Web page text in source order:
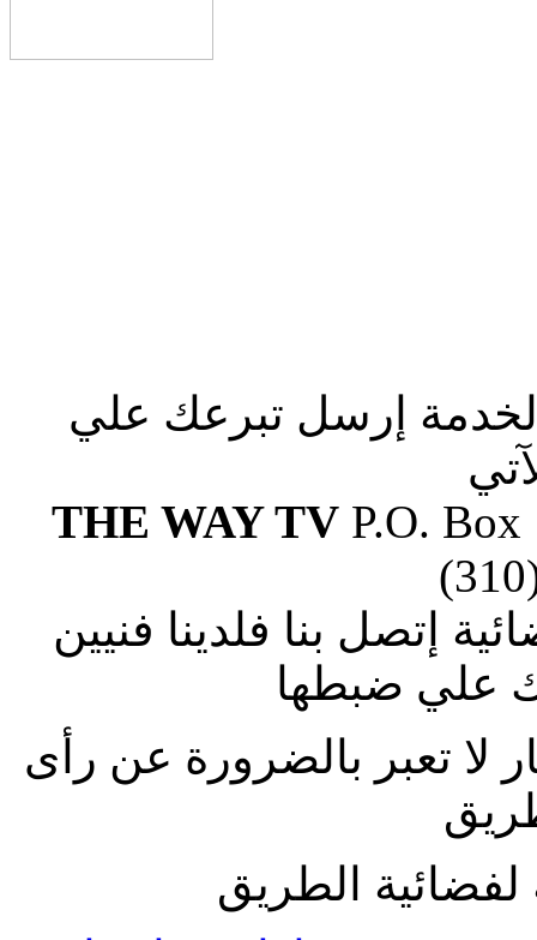
إرسل تبرعك علي
THE WAY TVP.O. Box
إتصل بنا فلدينا فنيين
علي ضبطها
لا تعبر بالضرورة عن رأى
الطريق